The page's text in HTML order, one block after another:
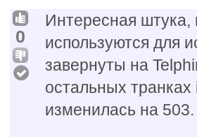
0
Интересная штука,
используются для
завернуты на
остальных
изменилась на